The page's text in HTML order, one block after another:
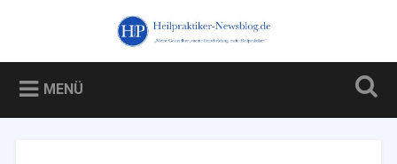
Heilpraktiker-Newsblog.de
Blog über und für Heilpraktiker – und über die Kampagne
gegen sie
MENÜ